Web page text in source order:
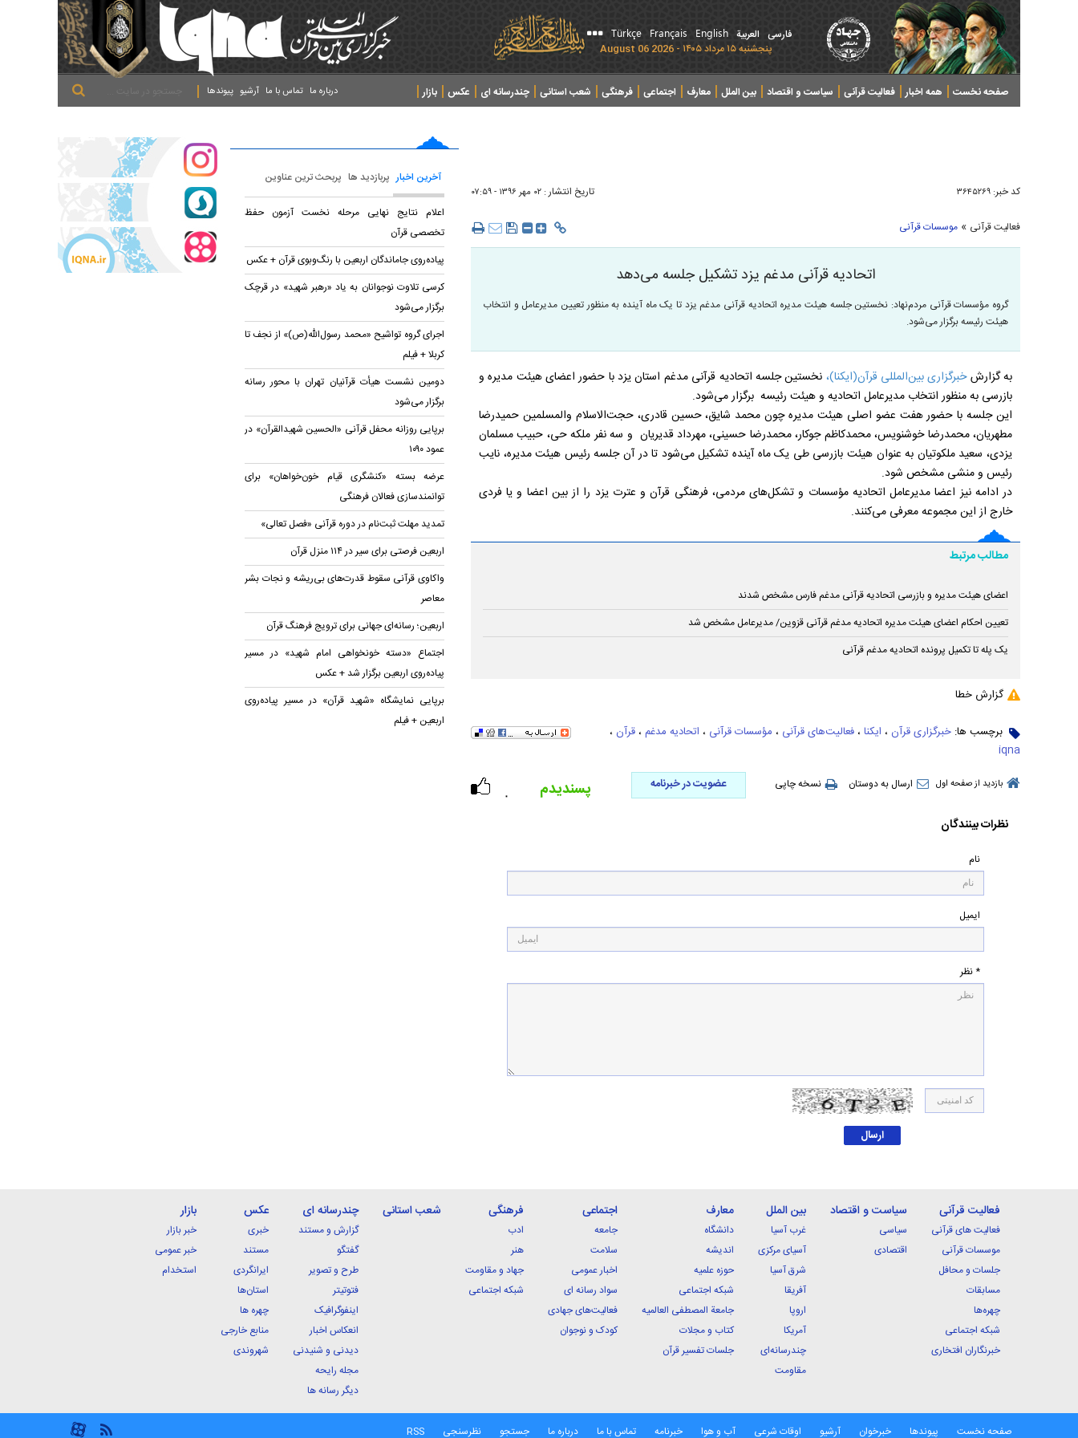
فارسی العربیة English
Français
Türkçe
پنجشنبه ۱۵ مرداد ۱۴۰۵ - 2026 August 06
صفحه نخست همه اخبار فعالیت قرآنی سیاست و اقتصاد بین الملل معارف اجتماعی فرهنگی شعب استانی چندرسانه ای عکس
بازار
پیوندها آرشیو تماس با ما درباره ما
کد خبر: ۳۶۴۵۲۶۹ تاریخ انتشار : ۰۲ مهر ۱۳۹۶ - ۰۷:۵۹
فعالیت قرآنی » موسسات قرآنی
اتحادیه قرآنی مدغم یزد تشکیل جلسه می‌دهد
گروه مؤسسات قرآنی مردم‌نهاد: نخستین جلسه هیئت مدیره اتحادیه قرآنی مدغم یزد تا یک ماه آینده به منظور تعیین مدیرعامل و انتخاب
هیئت رئیسه برگزار می‌شود.
به گزارشخبرگزاری بین‌المللی قرآن(ایکنا)، نخستین جلسه اتحادیه قرآنی مدغم استان یزد با حضور اعضای هیئت مدیره و
بازرسی به منظور انتخاب مدیرعامل اتحادیه و هیئت رئیسه برگزار می‌شود.
این جلسه با حضور هفت عضو اصلی هیئت مدیره چون محمد شایق، حسین قادری، حجت‌الاسلام والمسلمین حمیدرضا
مطهریان، محمدرضا خوشنویس، محمدکاظم جوکار، محمدرضا حسینی، مهرداد قدیریان و سه نفر ملکه حی، حبیب مسلمان
یزدی، سعید ملکوتیان به عنوان هیئت بازرسی طی یک ماه آینده تشکیل می‌شود تا در آن جلسه رئیس هیئت مدیره،‌ نایب
رئیس و منشی مشخص شود.
در ادامه نیز اعضا مدیرعامل اتحادیه مؤسسات و تشکل‌های مردمی، فرهنگی قرآن و عترت یزد را از بین اعضا و یا فردی
خارج از این مجموعه معرفی می‌کنند.
مطالب مرتبط
اعضای هیئت مدیره و بازرسی اتحادیه قرآنی مدغم فارس مشخص شدند
تعیین احکام اعضای هیئت مدیره اتحادیه مدغم قرآنی قزوین/ مدیرعامل مشخص شد
یک پله تا تکمیل پرونده اتحادیه مدغم قرآنی
گزارش خطا
برچسب ها: خبرگزاری قرآن ، ایکنا ، فعالیت‌های قرآنی ، مؤسسات قرآنی ، اتحادیه مدغم ، قرآن ،
iqna
بازدید از صفحه اول ارسال به دوستان نسخه چاپی عضویت در خبرنامه
۰ پسندیدم
نظرات بینندگان
نام
ایمیل
* نظر
آخرین اخبار پربازدید ها پربحث ترین عناوین
اعلام نتایج نهایی مرحله نخست آزمون حفظ
تخصصی قرآن
پیاده‌روی جاماندگان اربعین با رنگ‌وبوی قرآن + عکس
کرسی تلاوت نوجوانان به یاد «رهبر شهید» در قرچک
برگزار می‌شود
اجرای گروه تواشیح «محمد رسول‌الله(ص)» از نجف تا
کربلا + فیلم
دومین نشست هیأت قرآنیان تهران با محور رسانه
برگزار می‌شود
برپایی روزانه محفل قرآنی «الحسین شهیدالقرآن» در
عمود ۱۰۹۰
عرضه بسته «کنشگری قیام خون‌خواهان» برای
توانمندسازی فعالان فرهنگی
تمدید مهلت ثبت‌نام در دوره قرآنی «فصل تعالی»
اربعین فرصتی برای سیر در ۱۱۴ منزل قرآن
واکاوی قرآنی سقوط قدرت‌های بی‌ریشه و نجات بشر
معاصر
اربعین؛ رسانه‌ای جهانی برای ترویج فرهنگ قرآن
اجتماع «دسته خونخواهی امام شهید» در مسیر
پیاده‌روی اربعین برگزار شد + عکس
برپایی نمایشگاه «شهید قرآن» در مسیر پیاده‌روی
اربعین + فیلم
فعالیت قرآنی
فعالیت های قرآنی
موسسات قرآنی
جلسات و محافل
مسابقات
چهره‌ها
شبکه اجتماعی
خبرنگاران افتخاری
سیاست و اقتصاد
سیاسی
اقتصادی
بین الملل
غرب آسیا
آسیای مرکزی
شرق آسیا
آفریقا
اروپا
آمریکا
چندرسانه‌ای
مقاومت
معارف
دانشگاه
اندیشه
حوزه علمیه
شبکه اجتماعی
جامعة المصطفی العالمیه
کتاب و مجلات
جلسات تفسیر قرآن
اجتماعی
جامعه
سلامت
اخبار عمومی
سواد رسانه ای
فعالیت‌های جهادی
کودک و نوجوان
فرهنگی
ادب
هنر
جهاد و مقاومت
شبکه اجتماعی
شعب استانی چندرسانه ای
گزارش و مستند
گفتگو
طرح و تصویر
فتوتیتر
اینفوگرافیک
انعکاس اخبار
دیدنی و شنیدنی
مجله رایحه
دیگر رسانه ها
عکس
خبری
مستند
ایرانگردی
استان‌ها
چهره ها
منابع خارجی
شهروندی
بازار
خبر بازار
خبر عمومی
استخدام
صفحه نخست پیوندها خبرخوان آرشیو اوقات شرعی آب و هوا خبرنامه تماس با ما درباره ما جستجو نظرسنجی RSS